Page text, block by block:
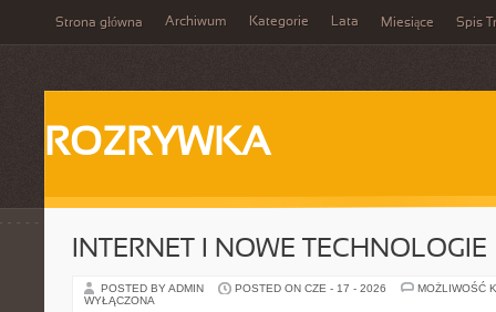
Strona główna Archiwum Kategorie Lata Miesiące Spis
ROZRYWKA
INTERNET I NOWE TECHNOLOGIE
POSTED BY ADMIN POSTED ON CZE - 17 - 2026
MOŻLIWOŚĆ
WYŁĄCZONA